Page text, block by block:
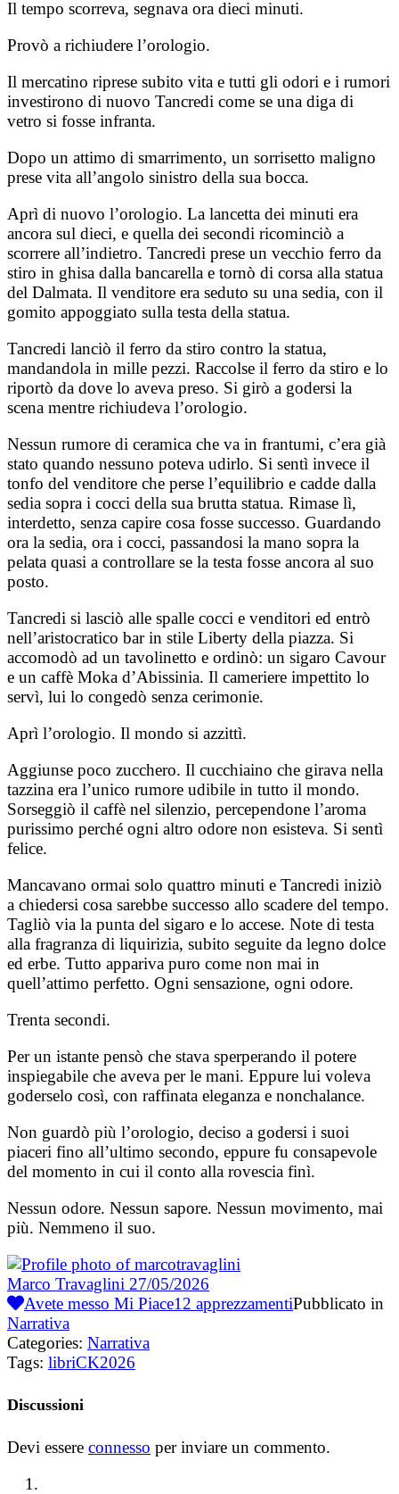
Il tempo scorreva, segnava ora dieci minuti.
Provò a richiudere l’orologio.
Il mercatino riprese subito vita e tutti gli odori e i rumori
investirono di nuovo Tancredi come se una diga di
vetro si fosse infranta.
Dopo un attimo di smarrimento, un sorrisetto maligno
prese vita all’angolo sinistro della sua bocca.
Aprì di nuovo l’orologio. La lancetta dei minuti era
ancora sul dieci, e quella dei secondi ricominciò a
scorrere all’indietro. Tancredi prese un vecchio ferro da
stiro in ghisa dalla bancarella e tornò di corsa alla statua
del Dalmata. Il venditore era seduto su una sedia, con il
gomito appoggiato sulla testa della statua.
Tancredi lanciò il ferro da stiro contro la statua,
mandandola in mille pezzi. Raccolse il ferro da stiro e lo
riportò da dove lo aveva preso. Si girò a godersi la
scena mentre richiudeva l’orologio.
Nessun rumore di ceramica che va in frantumi, c’era già
stato quando nessuno poteva udirlo. Si sentì invece il
tonfo del venditore che perse l’equilibrio e cadde dalla
sedia sopra i cocci della sua brutta statua. Rimase lì,
interdetto, senza capire cosa fosse successo. Guardando
ora la sedia, ora i cocci, passandosi la mano sopra la
pelata quasi a controllare se la testa fosse ancora al suo
posto.
Tancredi si lasciò alle spalle cocci e venditori ed entrò
nell’aristocratico bar in stile Liberty della piazza. Si
accomodò ad un tavolinetto e ordinò: un sigaro Cavour
e un caffè Moka d’Abissinia. Il cameriere impettito lo
servì, lui lo congedò senza cerimonie.
Aprì l’orologio. Il mondo si azzittì.
Aggiunse poco zucchero. Il cucchiaino che girava nella
tazzina era l’unico rumore udibile in tutto il mondo.
Sorseggiò il caffè nel silenzio, percependone l’aroma
purissimo perché ogni altro odore non esisteva. Si sentì
felice.
Mancavano ormai solo quattro minuti e Tancredi iniziò
a chiedersi cosa sarebbe successo allo scadere del tempo.
Tagliò via la punta del sigaro e lo accese. Note di testa
alla fragranza di liquirizia, subito seguite da legno dolce
ed erbe. Tutto appariva puro come non mai in
quell’attimo perfetto. Ogni sensazione, ogni odore.
Trenta secondi.
Per un istante pensò che stava sperperando il potere
inspiegabile che aveva per le mani. Eppure lui voleva
goderselo così, con raffinata eleganza e nonchalance.
Non guardò più l’orologio, deciso a godersi i suoi
piaceri fino all’ultimo secondo, eppure fu consapevole
del momento in cui il conto alla rovescia finì.
Nessun odore. Nessun sapore. Nessun movimento, mai
più. Nemmeno il suo.
Marco Travaglini 27/05/2026
Avete messo Mi Piace12 apprezzamentiPubblicato in
Narrativa
Categories: Narrativa
Tags: libriCK2026
Discussioni
Devi essere connesso per inviare un commento.